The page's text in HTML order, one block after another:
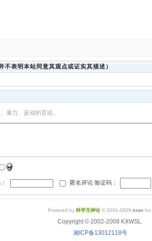
表明本站同意其观点或证实其描述）
暴力、反动的言论。
匿名评论 验证码：
Powered by 科学无神论© 2004-2009 kxwsInc.
Copyright © 2002-2008 KXWSL.
湘ICP备13012118号